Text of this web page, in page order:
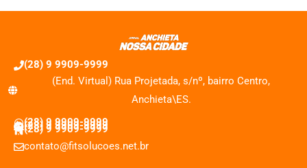
(28) 9 9909-9999
(End. Virtual) Rua Projetada, s/nº, bairro Centro,
Anchieta\ES.
(28) 9 9909-9999
(28) 9 9909-9999
(28) 9 9909-9999
contato@fitsolucoes.net.br